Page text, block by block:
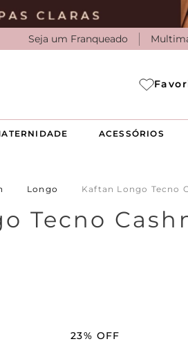
Seja um Franqueado
ACESSÓRIOS
Longo Kaftan Longo Tecno
Tecno
23% OFF